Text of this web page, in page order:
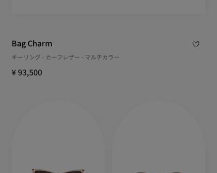
Bag Charm
キーリング - カーフレザー - マルチカラー
¥ 93,500